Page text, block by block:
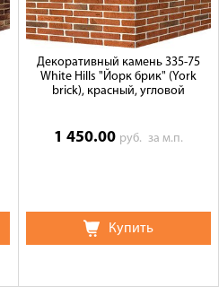
Декоративный камень 335-75
White Hills "Йорк брик" (York
brick), красный, угловой
1 450.00 руб. за м.п.
Купить